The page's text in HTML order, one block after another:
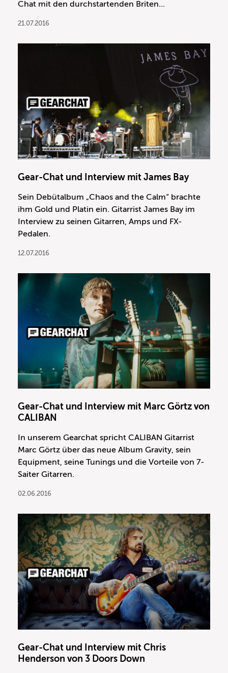
Chat mit den durchstartenden Briten...
21.07.2016
Gear-Chat und Interview mit James Bay
Sein Debütalbum „Chaos and the Calm“ brachte
ihm Gold und Platin ein. Gitarrist James Bay im
Interview zu seinen Gitarren, Amps und FX-
Pedalen.
12.07.2016
Gear-Chat und Interview mit Marc Görtz von
CALIBAN
In unserem Gearchat spricht CALIBAN Gitarrist
Marc Görtz über das neue Album Gravity, sein
Equipment, seine Tunings und die Vorteile von 7-
Saiter Gitarren.
02.06.2016
Gear-Chat und Interview mit Chris
Henderson von 3 Doors Down